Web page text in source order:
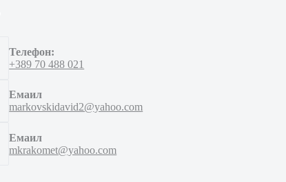
Телефон:
+389 70 488 021
Емаил
markovskidavid2@yahoo.com
Емаил
mkrakomet@yahoo.com